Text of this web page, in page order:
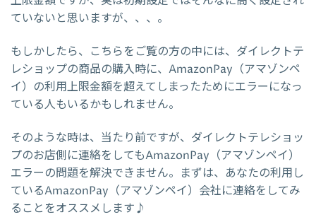
ていないと思いますが、、、。
もしかしたら、こちらをご覧の方の中には、ダイレクトテ
レショップの商品の購入時に、AmazonPay（アマゾンペ
イ）の利用上限金額を超えてしまったためにエラーになっ
ている人もいるかもしれません。
そのような時は、当たり前ですが、ダイレクトテレショッ
プのお店側に連絡をしてもAmazonPay（アマゾンペイ）
エラーの問題を解決できません。まずは、あなたの利用し
ているAmazonPay（アマゾンペイ）会社に連絡をしてみ
ることをオススメします♪